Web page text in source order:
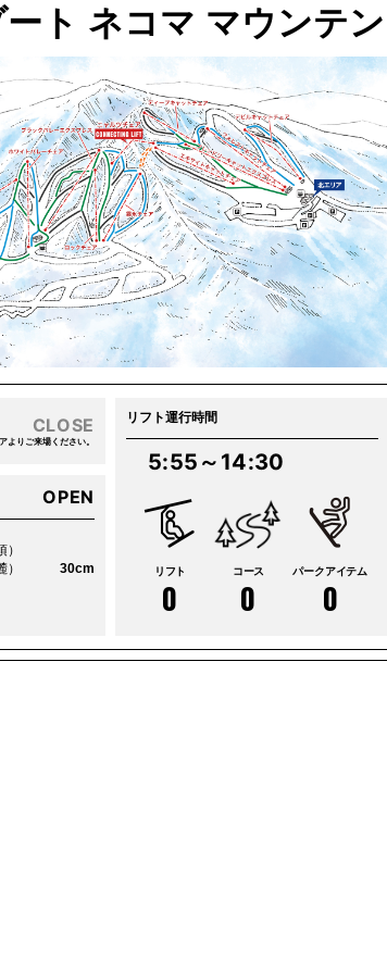
ト ネコマ マウンテン
CLOSE
よりご来場ください。
OPEN
30cm
リフト運行時間
5:55～14:30
リフト
0
コース
0
パークアイテム
0